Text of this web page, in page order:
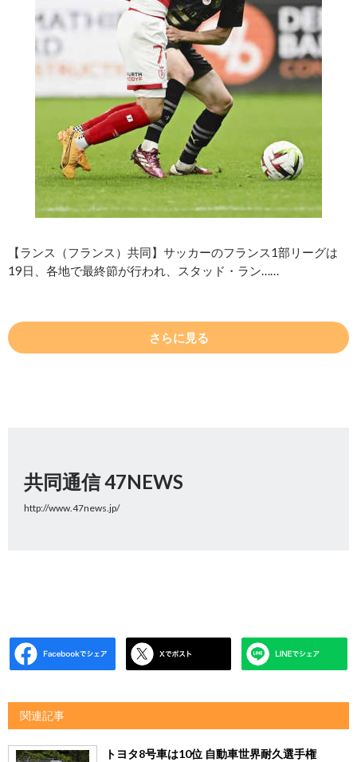
【ランス（フランス）共同】サッカーのフランス1部リーグは
19日、各地で最終節が行われ、スタッド・ラン……
さらに見る
共同通信 47NEWS
http://www.47news.jp/
関連記事
トヨタ8号車は10位 自動車世界耐久選手権